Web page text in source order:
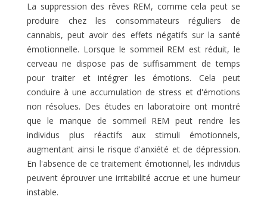
La suppression des rêves REM, comme cela peut se
produire chez les consommateurs réguliers de
cannabis, peut avoir des effets négatifs sur la santé
émotionnelle. Lorsque le sommeil REM est réduit, le
cerveau ne dispose pas de suffisamment de temps
pour traiter et intégrer les émotions. Cela peut
conduire à une accumulation de stress et d'émotions
non résolues. Des études en laboratoire ont montré
que le manque de sommeil REM peut rendre les
individus plus réactifs aux stimuli émotionnels,
augmentant ainsi le risque d'anxiété et de dépression.
En l'absence de ce traitement émotionnel, les individus
peuvent éprouver une irritabilité accrue et une humeur
instable.